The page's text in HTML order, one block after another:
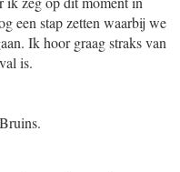
een stap zetten waarbij we
Ik hoor graag straks van
is.